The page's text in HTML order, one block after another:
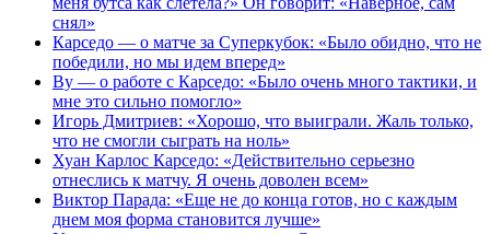
снял»
Карседо — о матче за Суперкубок: «Было обидно, что не
победили, но мы идем вперед»
Ву — о работе с Карседо: «Было очень много тактики, и
мне это сильно помогло»
Игорь Дмитриев: «Хорошо, что выиграли. Жаль только,
что не смогли сыграть на ноль»
Хуан Карлос Карседо: «Действительно серьезно
отнеслись к матчу. Я очень доволен всем»
Виктор Парада: «Еще не до конца готов, но с каждым
днем моя форма становится лучше»